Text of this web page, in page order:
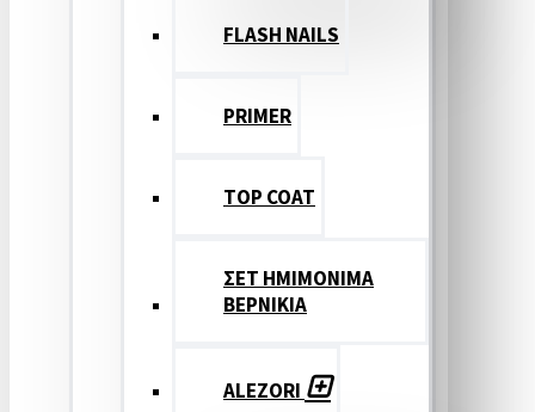
FLASH NAILS
PRIMER
TOP COAT
ΣΕΤ ΗΜΙΜΟΝΙΜΑ
ΒΕΡΝΙΚΙΑ
ALEZORI